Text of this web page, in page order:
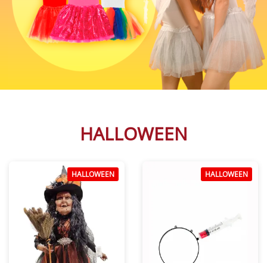
HALLOWEEN
HALLOWEEN HALLOWEEN